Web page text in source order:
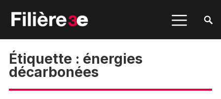
Étiquette : énergies
décarbonées